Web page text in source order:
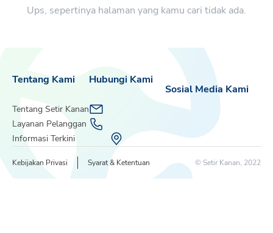
Ups, sepertinya halaman yang kamu cari tidak ada.
Tentang Kami
Tentang Setir Kanan
Layanan Pelanggan
Informasi Terkini
Sosial Media Kami
Hubungi Kami
Kebijakan Privasi Syarat & Ketentuan © Setir Kanan, 2022